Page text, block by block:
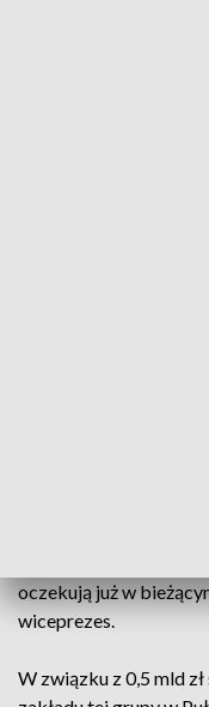
oczekują już w
wiceprezes.
W związku z 0,5 mld